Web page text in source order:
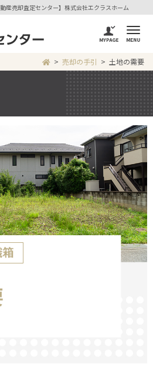
産売却査定センター】株式会社エクラスホーム
売却の手引 土地の需要